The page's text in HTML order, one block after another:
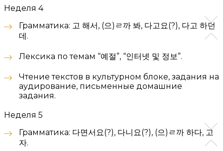
Неделя 4
Грамматика: 고 해서, (으)ㄹ까 봐, 다고요(?), 다고 하던
데.
Лексика по темам “예절”, “인터넷 및 정보”.
Чтение текстов в культурном блоке, задания на
аудирование, письменные домашние
задания.
Неделя 5
Грамматика: 다면서요(?), 다니요(?), (으)ㄹ까 하다, 고
자.